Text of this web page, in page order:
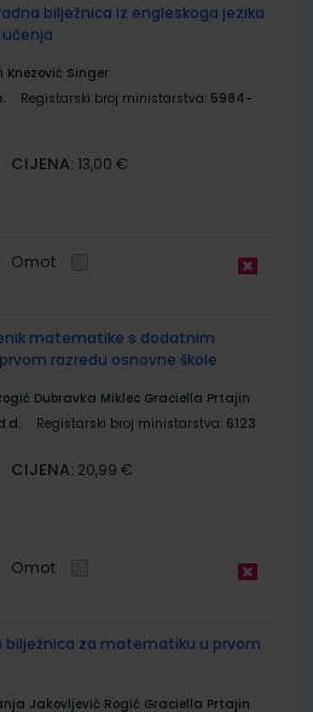
radna bilježnica iz engleskoga jezika
učenja
Knezović Singer
Registarski broj ministarstva: 5984-
CIJENA: 13,00 €
Omot
matematike s dodatnim
razredu osnovne škole
Dubravka Miklec Graciella Prtajin
Registarski broj ministarstva: 6123
CIJENA: 20,99 €
Omot
bilježnica za matematiku u prvom
Jakovljević Rogić Graciella Prtajin